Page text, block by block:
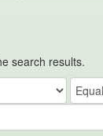
search results.